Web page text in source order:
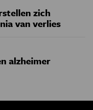
zich
van verlies
alzheimer